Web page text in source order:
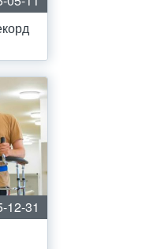
12-31